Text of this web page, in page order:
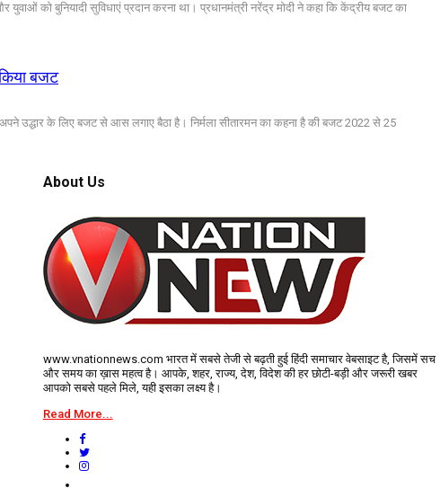
को बुनियादी सुविधाएं प्रदान करना था। प्रधानमंत्री नरेंद्र मोदी ने कहा कि केंद्रीय बजट का
बजट
उद्धार के लिए बजट से आस लगाए बैठा है। निर्मला सीतारमन का कहना है की बजट 2022 से 25
About Us
www.vnationnews.com भारत में सबसे तेजी से बढ़ती हुई हिंदी समाचार वेबसाइट है, जिसमें सच
और समय का ख़ास महत्व है। आपके, शहर, राज्य, देश, विदेश की हर छोटी-बड़ी और जरूरी खबर
आपको सबसे पहले मिले, यही इसका लक्ष्य है।
Read More...